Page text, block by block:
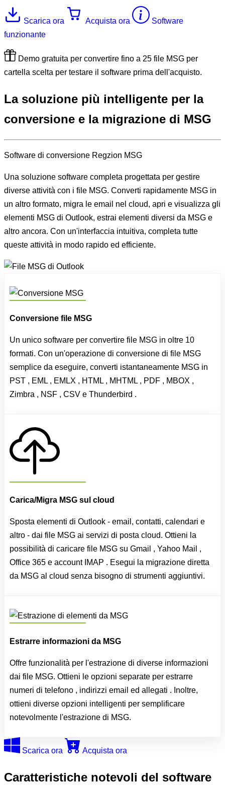
Scarica ora Acquista ora
Software
funzionante
Demo gratuita per convertire fino a 25 file MSG per
cartella scelta per testare il software prima dell'acquisto.
La soluzione più intelligente per la
conversione e la migrazione di MSG
Software di conversione Regzion MSG
Una soluzione software completa progettata per gestire
diverse attività con i file MSG. Converti rapidamente MSG in
un altro formato, migra le email nel cloud, apri e visualizza gli
elementi MSG di Outlook, estrai elementi diversi da MSG e
altro ancora. Con un'interfaccia intuitiva, completa tutte
queste attività in modo rapido ed efficiente.
Conversione file MSG
Un unico software per convertire file MSG in oltre 10
formati. Con un'operazione di conversione di file MSG
semplice da eseguire, converti istantaneamente MSG in
PST , EML , EMLX , HTML , MHTML , PDF , MBOX ,
Zimbra , NSF , CSV e Thunderbird .
Carica/Migra MSG sul cloud
Sposta elementi di Outlook - email, contatti, calendari e
altro - dai file MSG ai servizi di posta cloud. Ottieni la
possibilità di caricare file MSG su Gmail , Yahoo Mail ,
Office 365 e account IMAP . Esegui la migrazione diretta
da MSG al cloud senza bisogno di strumenti aggiuntivi.
Estrarre informazioni da MSG
Offre funzionalità per l'estrazione di diverse informazioni
dai file MSG. Ottieni le opzioni separate per estrarre
numeri di telefono , indirizzi email ed allegati . Inoltre,
ottieni diverse opzioni intelligenti per semplificare
notevolmente l'estrazione di MSG.
Scarica ora Acquista ora
Caratteristiche notevoli del software